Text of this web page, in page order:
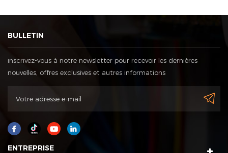
BULLETIN
inscrivez-vous à notre newsletter pour recevoir les dernières
nouvelles, offres exclusives et autres informations
ENTREPRISE